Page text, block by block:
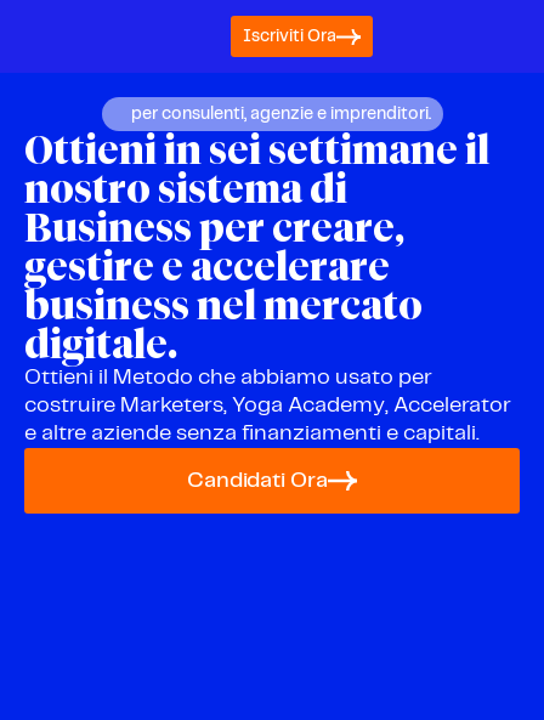
Iscriviti Ora
per consulenti, agenzie e imprenditori.
Ottieni in sei settimane il
nostro sistema di
Business per creare,
gestire e accelerare
business nel mercato
digitale.
Ottieni il Metodo che abbiamo usato per
costruire Marketers, Yoga Academy, Accelerator
e altre aziende senza finanziamenti e capitali.
Candidati Ora